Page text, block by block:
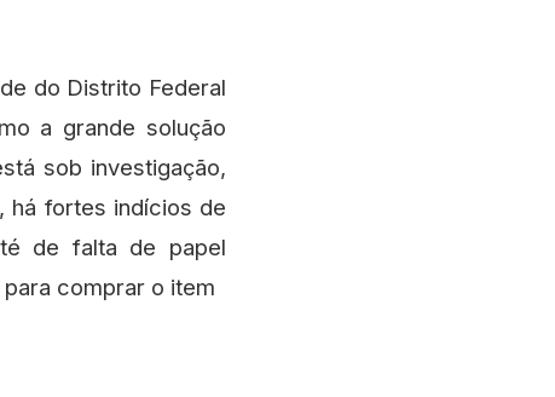
do Distrito Federal
a grande solução
sob investigação,
há fortes indícios de
de falta de papel
comprar o item